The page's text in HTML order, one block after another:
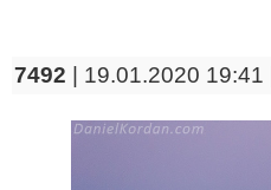
7492 | 19.01.2020 19:41 |